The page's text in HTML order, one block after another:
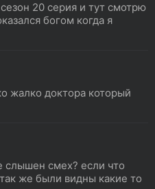
20 серия и тут смотрю
богом когда я
жалко доктора который
смех? если что
же были видны какие то